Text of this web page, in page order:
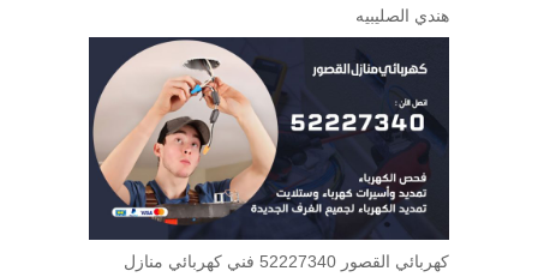
هندي الصليبيه
كهربائي القصور 52227340 فني كهربائي منازل